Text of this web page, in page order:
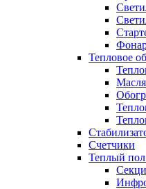
Тепловое
Счетчики
Теплый